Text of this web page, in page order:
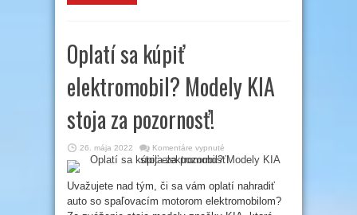
Oplatí sa kúpiť
elektromobil? Modely KIA
stoja za pozornosť!
26. mája 2022 Komentáre vypnuté
Oplatí
sa
elektromobil?
Modely
KIA
Uvažujete nad tým, či sa vám oplatí nahradiť
auto so spaľovacím motorom elektromobilom?